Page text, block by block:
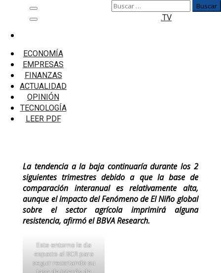
Menú
principal
ECONOMÍA
EMPRESAS
FINANZAS
ACTUALIDAD
OPINIÓN
TECNOLOGÍA
LEER PDF
Buscar:
.TV
BBVA Research: Probablemente la inflación
ingrese al rango meta en el primer trimestre
BBVA Research: Probablemente la
inflación ingrese al rango meta en el
primer trimestre
La tendencia a la baja continuaría durante los 2
siguientes trimestres debido a que la base de
comparación interanual es relativamente alta,
aunque el impacto del Fenómeno de El Niño global
sobre el sector agrícola imprimirá alguna
resistencia, afirmó el BBVA Research.
Este entorno le da
espacio al BCR para
seguir recortando su